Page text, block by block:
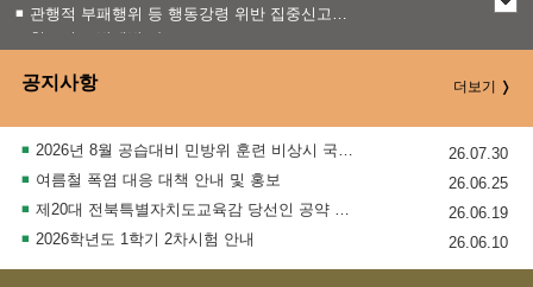
청소년 도박예방 카드뉴스
관행적 부패행위 등 행동강령 위반 집중신고기간 운영
공지사항 더보기
2026년 8월 공습대비 민방위 훈련 비상시 국민행동요령 홍보
26.07.30
여름철 폭염 대응 대책 안내 및 홍보
26.06.25
제20대 전북특별자치도교육감 당선인 공약 이행을 위한 소통게시판 안내
26.06.19
2026학년도 1학기 2차시험 안내
26.06.10